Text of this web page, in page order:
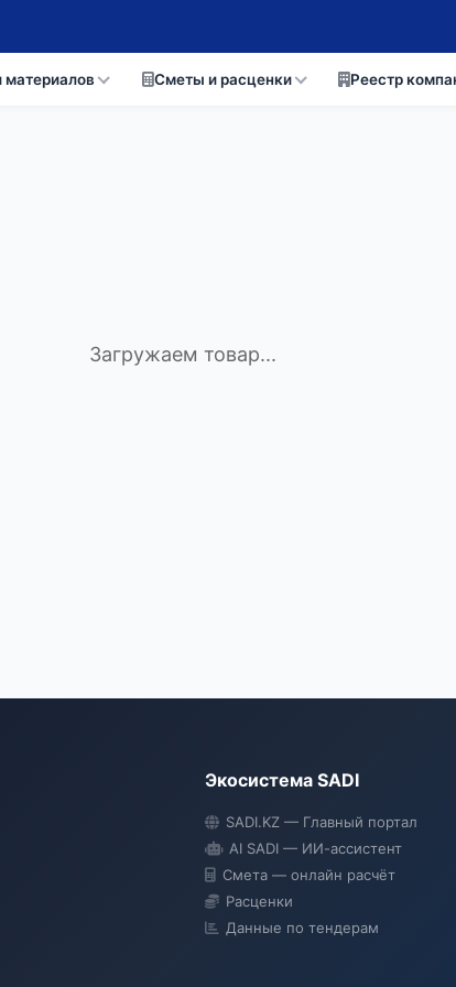
материалов Сметы и расценки Реестр
Загружаем товар...
Экосистема SADI
SADI.KZ — Главный портал
AI SADI — ИИ-ассистент
Смета — онлайн расчёт
Расценки
Данные по тендерам